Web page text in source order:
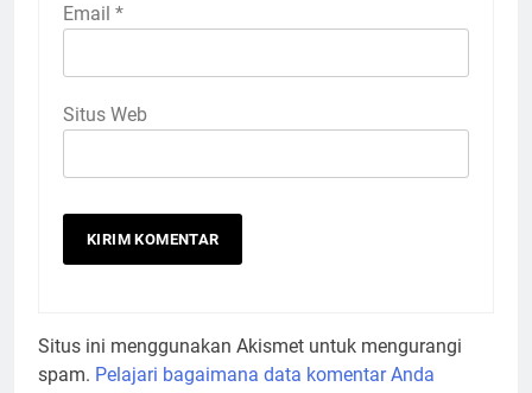
Email *
Situs Web
Situs ini menggunakan Akismet untuk mengurangi
spam. Pelajari bagaimana data komentar Anda